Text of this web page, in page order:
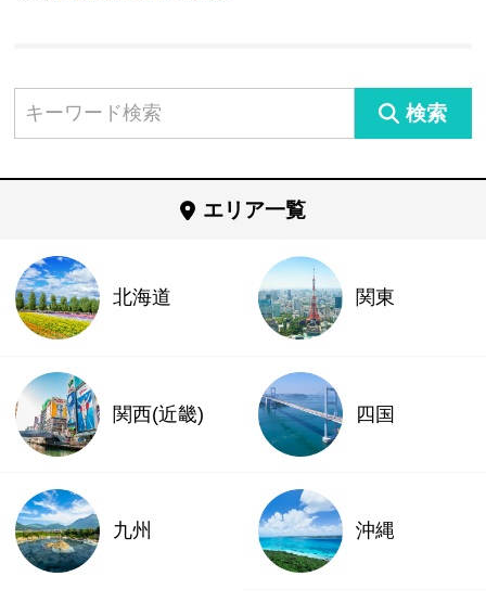
検索
エリア一覧
北海道 関東
関西(近畿) 四国
九州 沖縄